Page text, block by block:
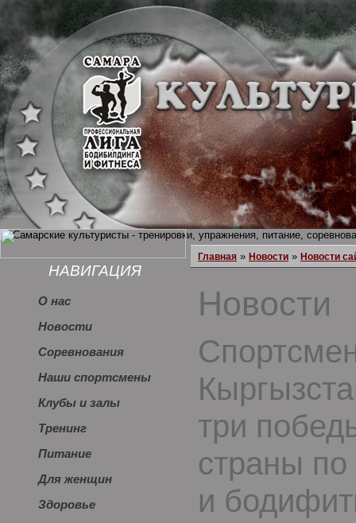
НАВИГАЦИЯ
О нас
Новости
Соревнования
Наши спортсмены
Клубы и залы
Тренинг
Питание
Для женщин
Здоровье
Главная » Новости » Новости
Новости
три
страны
и